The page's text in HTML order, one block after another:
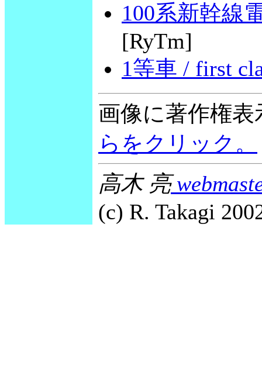
100系新幹線
[RyTm]
1等車 / first
画像に著作権
らをクリック。
高木 亮
(c) R. Takagi